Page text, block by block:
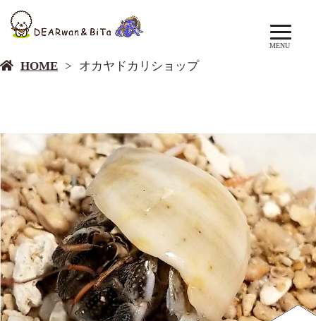
MENU
HOME オカヤドカリショップ